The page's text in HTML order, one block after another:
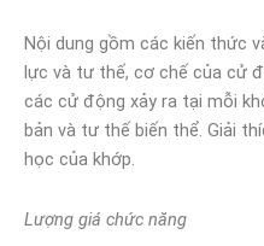
Nội dung gồm các kiến thức
lực và tư thế, cơ chế của cử
các cử động xảy ra tại mỗi
bản và tư thế biến thể. Giải
học của khớp.
Lượng giá chức năng